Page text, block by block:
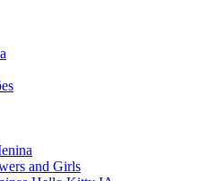
and Girls